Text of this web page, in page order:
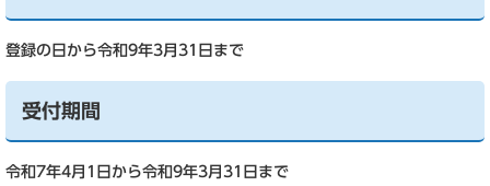
登録の日から令和9年3月31日まで
受付期間
令和7年4月1日から令和9年3月31日まで